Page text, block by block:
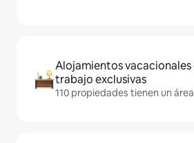
Alojamientos vacacionales
trabajo exclusivas
110 propiedades tienen un